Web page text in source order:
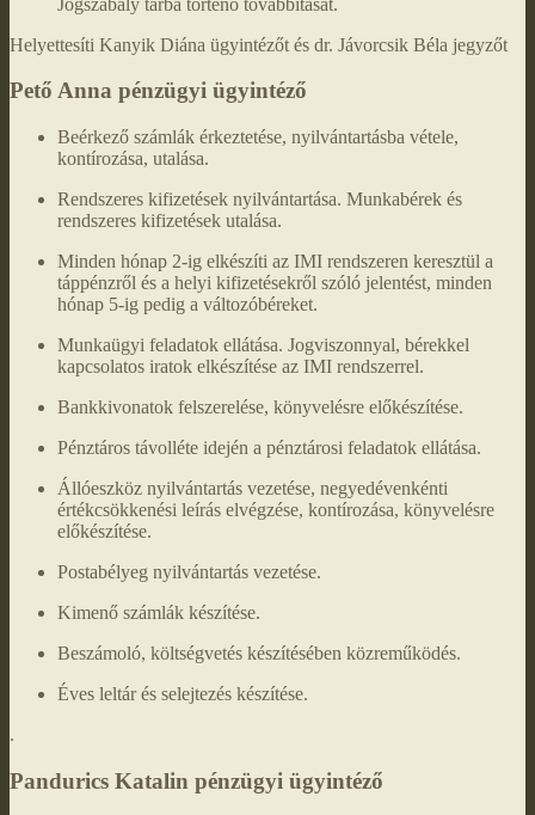
Helyettesíti Kanyik Diána ügyintézőt és dr. Jávorcsik Béla jegyzőt
Pető Anna pénzügyi ügyintéző
Beérkező számlák érkeztetése, nyilvántartásba vétele,
kontírozása, utalása.
Rendszeres kifizetések nyilvántartása. Munkabérek és
rendszeres kifizetések utalása.
Minden hónap 2-ig elkészíti az IMI rendszeren keresztül a
táppénzről és a helyi kifizetésekről szóló jelentést, minden
hónap 5-ig pedig a változóbéreket.
Munkaügyi feladatok ellátása. Jogviszonnyal, bérekkel
kapcsolatos iratok elkészítése az IMI rendszerrel.
Bankkivonatok felszerelése, könyvelésre előkészítése.
Pénztáros távolléte idején a pénztárosi feladatok ellátása.
Állóeszköz nyilvántartás vezetése, negyedévenkénti
értékcsökkenési leírás elvégzése, kontírozása, könyvelésre
előkészítése.
Postabélyeg nyilvántartás vezetése.
Kimenő számlák készítése.
Beszámoló, költségvetés készítésében közreműködés.
Éves leltár és selejtezés készítése.
.
Pandurics Katalin pénzügyi ügyintéző